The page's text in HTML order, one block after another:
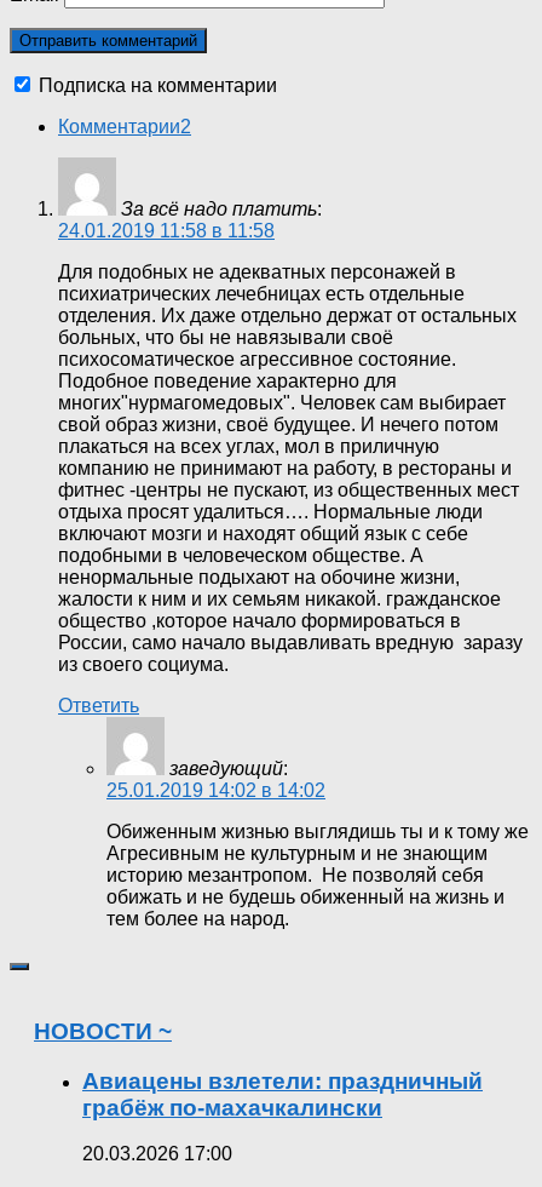
Подписка на комментарии
Комментарии2
За всё надо платить:
24.01.2019 11:58 в 11:58
Для подобных не адекватных персонажей в
психиатрических лечебницах есть отдельные
отделения. Их даже отдельно держат от остальных
больных, что бы не навязывали своё
психосоматическое агрессивное состояние.
Подобное поведение характерно для
многих"нурмагомедовых". Человек сам выбирает
свой образ жизни, своё будущее. И нечего потом
плакаться на всех углах, мол в приличную
компанию не принимают на работу, в рестораны и
фитнес -центры не пускают, из общественных мест
отдыха просят удалиться…. Нормальные люди
включают мозги и находят общий язык с себе
подобными в человеческом обществе. А
ненормальные подыхают на обочине жизни,
жалости к ним и их семьям никакой. гражданское
общество ,которое начало формироваться в
России, само начало выдавливать вредную заразу
из своего социума.
Ответить
заведующий:
25.01.2019 14:02 в 14:02
Обиженным жизнью выглядишь ты и к тому же
Агресивным не культурным и не знающим
историю мезантропом. Не позволяй себя
обижать и не будешь обиженный на жизнь и
тем более на народ.
НОВОСТИ ~
Авиацены взлетели: праздничный
грабёж по-махачкалински
20.03.2026 17:00